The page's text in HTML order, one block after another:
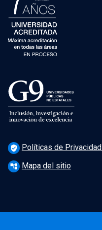
verified_user Políticas de Privacidad
account_tree Mapa del sitio